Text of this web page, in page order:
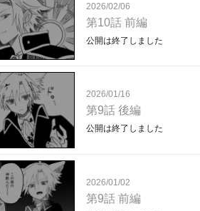
2026/02/06
第10話 前編
公開は終了しました
2026/01/16
第9話 後編
公開は終了しました
2026/01/02
第9話 前編